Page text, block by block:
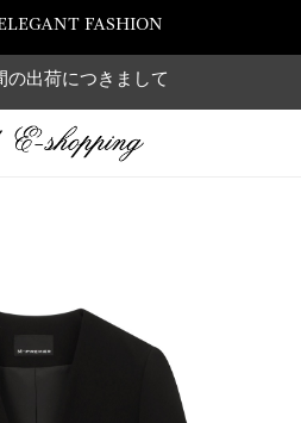
FASHION
の出荷につきまして